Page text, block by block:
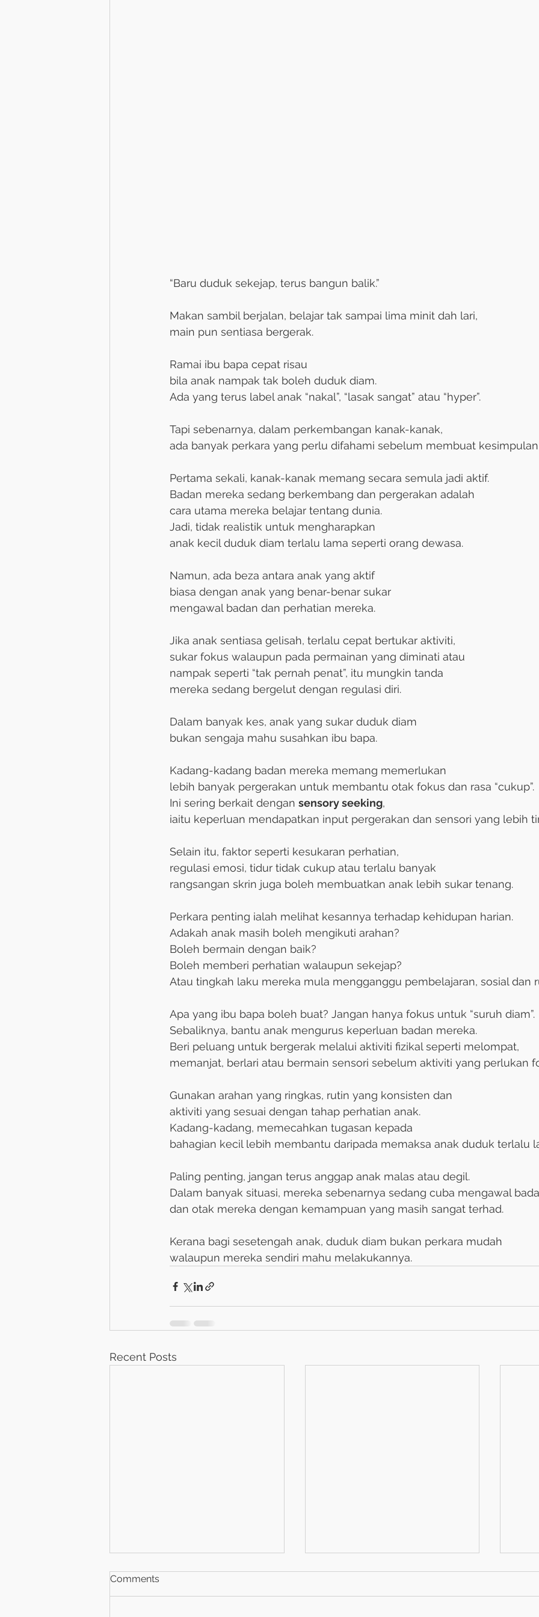
“Baru duduk sekejap, terus bangun balik.”
Makan sambil berjalan, belajar tak sampai lima minit dah lari,
main pun sentiasa bergerak.
Ramai ibu bapa cepat risau
bila anak nampak tak boleh duduk diam.
Ada yang terus label anak “nakal”, “lasak sangat” atau “hyper”.
Tapi sebenarnya, dalam perkembangan kanak-kanak,
ada banyak perkara yang perlu difahami sebelum membuat
Pertama sekali, kanak-kanak memang secara semula jadi aktif.
Badan mereka sedang berkembang dan pergerakan adalah
cara utama mereka belajar tentang dunia.
Jadi, tidak realistik untuk mengharapkan
anak kecil duduk diam terlalu lama seperti orang dewasa.
Namun, ada beza antara anak yang aktif
biasa dengan anak yang benar-benar sukar
mengawal badan dan perhatian mereka.
Jika anak sentiasa gelisah, terlalu cepat bertukar aktiviti,
sukar fokus walaupun pada permainan yang diminati atau
nampak seperti “tak pernah penat”, itu mungkin tanda
mereka sedang bergelut dengan regulasi diri.
Dalam banyak kes, anak yang sukar duduk diam
bukan sengaja mahu susahkan ibu bapa.
Kadang-kadang badan mereka memang memerlukan
lebih banyak pergerakan untuk membantu otak fokus dan rasa “cukup”.
Ini sering berkait dengan sensory seeking,
iaitu keperluan mendapatkan input pergerakan dan sensori yang lebih
Selain itu, faktor seperti kesukaran perhatian,
regulasi emosi, tidur tidak cukup atau terlalu banyak
rangsangan skrin juga boleh membuatkan anak lebih sukar tenang.
Perkara penting ialah melihat kesannya terhadap kehidupan harian.
Adakah anak masih boleh mengikuti arahan?
Boleh bermain dengan baik?
Boleh memberi perhatian walaupun sekejap?
Atau tingkah laku mereka mula mengganggu pembelajaran, sosial dan
Apa yang ibu bapa boleh buat? Jangan hanya fokus untuk “suruh diam”.
Sebaliknya, bantu anak mengurus keperluan badan mereka.
Beri peluang untuk bergerak melalui aktiviti fizikal seperti melompat,
memanjat, berlari atau bermain sensori sebelum aktiviti yang perlukan
Gunakan arahan yang ringkas, rutin yang konsisten dan
aktiviti yang sesuai dengan tahap perhatian anak.
Kadang-kadang, memecahkan tugasan kepada
bahagian kecil lebih membantu daripada memaksa anak duduk terlalu
Paling penting, jangan terus anggap anak malas atau degil.
Dalam banyak situasi, mereka sebenarnya sedang cuba mengawal
dan otak mereka dengan kemampuan yang masih sangat terhad.
Kerana bagi sesetengah anak, duduk diam bukan perkara mudah
walaupun mereka sendiri mahu melakukannya.
Recent Posts
Comments